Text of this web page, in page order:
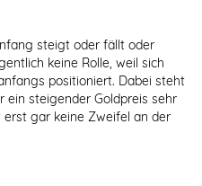
steigt oder fällt oder
keine Rolle, weil sich
positioniert. Dabei steht
ein steigender Goldpreis sehr
gar keine Zweifel an der